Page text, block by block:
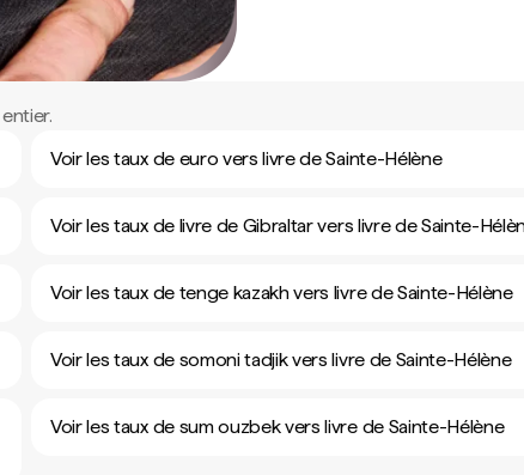
Voir les taux de euro vers livre de Sainte-Hélène
Voir les taux de livre de Gibraltar vers livre de Sainte-
Voir les taux de tenge kazakh vers livre de Sainte-Hélène
Voir les taux de somoni tadjik vers livre de Sainte-Hélène
Voir les taux de sum ouzbek vers livre de Sainte-Hélène